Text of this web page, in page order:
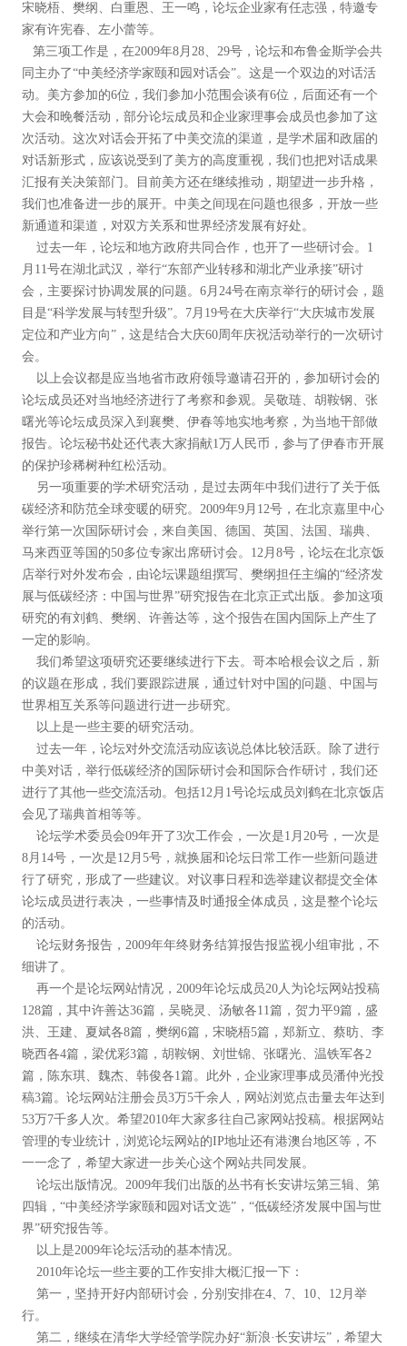
宋晓梧、樊纲、白重恩、王一鸣，论坛企业家有任志强，特邀专
家有许宪春、左小蕾等。
第三项工作是，在2009年8月28、29号，论坛和布鲁金斯学会共
同主办了“中美经济学家颐和园对话会”。这是一个双边的对话活
动。美方参加的6位，我们参加小范围会谈有6位，后面还有一个
大会和晚餐活动，部分论坛成员和企业家理事会成员也参加了这
次活动。这次对话会开拓了中美交流的渠道，是学术届和政届的
对话新形式，应该说受到了美方的高度重视，我们也把对话成果
汇报有关决策部门。目前美方还在继续推动，期望进一步升格，
我们也准备进一步的展开。中美之间现在问题也很多，开放一些
新通道和渠道，对双方关系和世界经济发展有好处。
过去一年，论坛和地方政府共同合作，也开了一些研讨会。1
月11号在湖北武汉，举行“东部产业转移和湖北产业承接”研讨
会，主要探讨协调发展的问题。6月24号在南京举行的研讨会，题
目是“科学发展与转型升级”。7月19号在大庆举行“大庆城市发展
定位和产业方向”，这是结合大庆60周年庆祝活动举行的一次研讨
会。
以上会议都是应当地省市政府领导邀请召开的，参加研讨会的
论坛成员还对当地经济进行了考察和参观。吴敬琏、胡鞍钢、张
曙光等论坛成员深入到襄樊、伊春等地实地考察，为当地干部做
报告。论坛秘书处还代表大家捐献1万人民币，参与了伊春市开展
的保护珍稀树种红松活动。
另一项重要的学术研究活动，是过去两年中我们进行了关于低
碳经济和防范全球变暖的研究。2009年9月12号，在北京嘉里中心
举行第一次国际研讨会，来自美国、德国、英国、法国、瑞典、
马来西亚等国的50多位专家出席研讨会。12月8号，论坛在北京饭
店举行对外发布会，由论坛课题组撰写、樊纲担任主编的“经济发
展与低碳经济：中国与世界”研究报告在北京正式出版。参加这项
研究的有刘鹤、樊纲、许善达等，这个报告在国内国际上产生了
一定的影响。
我们希望这项研究还要继续进行下去。哥本哈根会议之后，新
的议题在形成，我们要跟踪进展，通过针对中国的问题、中国与
世界相互关系等问题进行进一步研究。
以上是一些主要的研究活动。
过去一年，论坛对外交流活动应该说总体比较活跃。除了进行
中美对话，举行低碳经济的国际研讨会和国际合作研讨，我们还
进行了其他一些交流活动。包括12月1号论坛成员刘鹤在北京饭店
会见了瑞典首相等等。
论坛学术委员会09年开了3次工作会，一次是1月20号，一次是
8月14号，一次是12月5号，就换届和论坛日常工作一些新问题进
行了研究，形成了一些建议。对议事日程和选举建议都提交全体
论坛成员进行表决，一些事情及时通报全体成员，这是整个论坛
的活动。
论坛财务报告，2009年年终财务结算报告报监视小组审批，不
细讲了。
再一个是论坛网站情况，2009年论坛成员20人为论坛网站投稿
128篇，其中许善达36篇，吴晓灵、汤敏各11篇，贺力平9篇，盛
洪、王建、夏斌各8篇，樊纲6篇，宋晓梧5篇，郑新立、蔡昉、李
晓西各4篇，梁优彩3篇，胡鞍钢、刘世锦、张曙光、温铁军各2
篇，陈东琪、魏杰、韩俊各1篇。此外，企业家理事成员潘仲光投
稿3篇。论坛网站注册会员3万5千余人，网站浏览点击量去年达到
53万7千多人次。希望2010年大家多往自己家网站投稿。根据网站
管理的专业统计，浏览论坛网站的IP地址还有港澳台地区等，不
一一念了，希望大家进一步关心这个网站共同发展。
论坛出版情况。2009年我们出版的丛书有长安讲坛第三辑、第
四辑，“中美经济学家颐和园对话文选”，“低碳经济发展中国与世
界”研究报告等。
以上是2009年论坛活动的基本情况。
2010年论坛一些主要的工作安排大概汇报一下：
第一，坚持开好内部研讨会，分别安排在4、7、10、12月举
行。
第二，继续在清华大学经管学院办好“新浪·长安讲坛”，希望大